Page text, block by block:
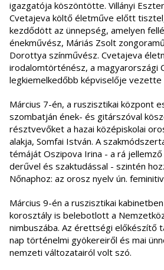
igazgatója köszöntötte. Villányi
Cvetajeva költő életműve előtt
kezdődött az ünnepség, amelyen
énekművész, Máriás Zsolt
Dorottya színművész. Cvetajeva
irodalomtörténész, a magyarországi
legkiemelkedőbb képviselője vezette
Március 7-én, a ruszisztikai központ
szombatján ének- és gitárszóval
résztvevőket a hazai középiskolai
alakja, Somfai István. A
témáját Oszipova Irina - a rá
derűvel és szaktudással - szintén
Nőnaphoz: az orosz nyelv ún.
Március 9-én a ruszisztikai
korosztály is belebotlott a
nimbuszába. Az érettségi előkészítő
nap történelmi gyökereiről és mai
nemzeti változatairól volt szó.